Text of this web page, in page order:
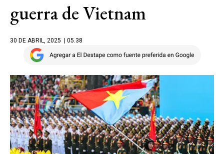
guerra de Vietnam
30 DE ABRIL, 2025 | 05.38